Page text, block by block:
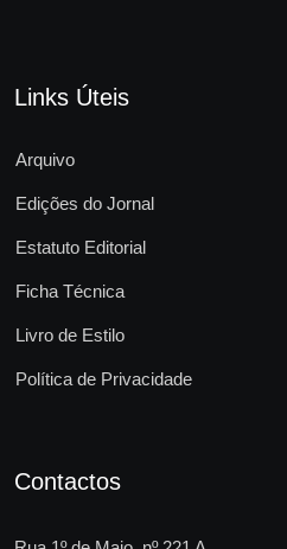
Links Úteis
Arquivo
Edições do Jornal
Estatuto Editorial
Ficha Técnica
Livro de Estilo
Política de Privacidade
Contactos